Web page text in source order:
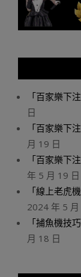
「百家樂下
日
「百家樂下
月 19 日
「百家樂下
年 5 月 19 日
「線上老虎
2024 年 5 月
「捕魚機技
月 18 日